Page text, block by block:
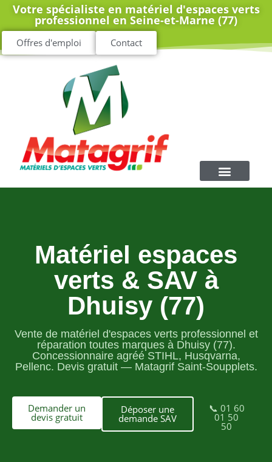
Votre spécialiste en matériel d'espaces verts
professionnel en Seine-et-Marne (77)
Offres d'emploi Contact
Matériel espaces
verts & SAV à
Dhuisy (77)
Vente de matériel d'espaces verts professionnel et
réparation toutes marques à Dhuisy (77).
Concessionnaire agréé STIHL, Husqvarna,
Pellenc. Devis gratuit — Matagrif Saint-Soupplets.
Demander un
devis gratuit
Déposer une
demande SAV
📞 01 60
01 50
50